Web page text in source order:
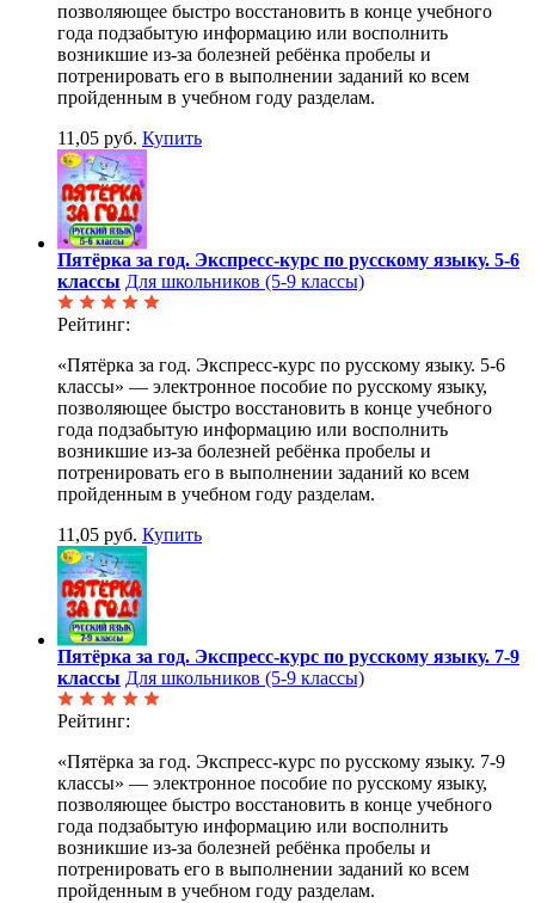
позволяющее быстро восстановить в конце учебного
года подзабытую информацию или восполнить
возникшие из-за болезней ребёнка пробелы и
потренировать его в выполнении заданий ко всем
пройденным в учебном году разделам.
11,05 руб. Купить
Пятёрка за год. Экспресс-курс по русскому языку. 5-6
классы Для школьников (5-9 классы)
Рейтинг:
«Пятёрка за год. Экспресс-курс по русскому языку. 5-6
классы» — электронное пособие по русскому языку,
позволяющее быстро восстановить в конце учебного
года подзабытую информацию или восполнить
возникшие из-за болезней ребёнка пробелы и
потренировать его в выполнении заданий ко всем
пройденным в учебном году разделам.
11,05 руб. Купить
Пятёрка за год. Экспресс-курс по русскому языку. 7-9
классы Для школьников (5-9 классы)
Рейтинг:
«Пятёрка за год. Экспресс-курс по русскому языку. 7-9
классы» — электронное пособие по русскому языку,
позволяющее быстро восстановить в конце учебного
года подзабытую информацию или восполнить
возникшие из-за болезней ребёнка пробелы и
потренировать его в выполнении заданий ко всем
пройденным в учебном году разделам.